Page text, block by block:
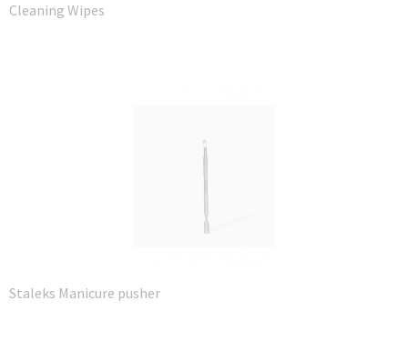
Cleaning Wipes
Staleks Manicure pusher